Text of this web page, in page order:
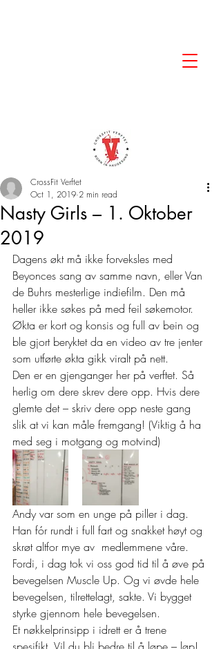
Nasty Girls – 1. Oktober
2019
CrossFit Verftet
Oct 1, 2019 2 min read
Dagens økt må ikke forveksles med
Beyonces sang av samme navn, eller Van
de Buhrs mesterlige indiefilm. Den må
heller ikke søkes på med feil søkemotor.
Økta er kort og konsis og full av bein og
ble gjort beryktet da en video av tre jenter
som utførte økta gikk viralt på nett.
Den er en gjenganger her på verftet. Så
herlig om dere skrev dere opp. Hvis dere
glemte det – skriv dere opp neste gang
slik at vi kan måle fremgang! (Viktig å ha
med seg i motgang og motvind)
Andy var som en unge på piller i dag.
Han fór rundt i full fart og snakket høyt og
skrøt altfor mye av  medlemmene våre.
Fordi, i dag tok vi oss god tid til å øve på
bevegelsen Muscle Up. Og vi øvde hele
bevegelsen, tilrettelagt, sakte. Vi bygget
styrke gjennom hele bevegelsen.
Et nøkkelprinsipp i idrett er å trene